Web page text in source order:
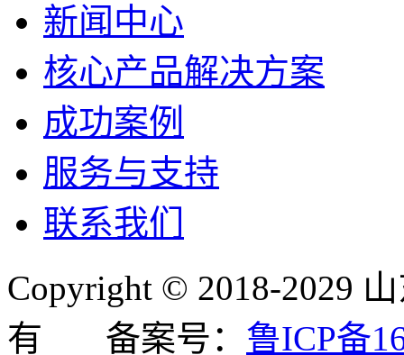
新闻中心
核心产品解决方案
成功案例
服务与支持
联系我们
Copyright © 2018-2029
有 备案号： 鲁ICP备